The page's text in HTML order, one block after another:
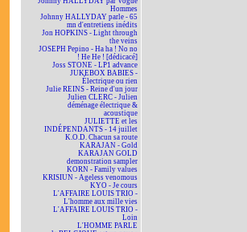
Hommes
Johnny HALLYDAY parle - 65
mn d'entretiens inédits
Jon HOPKINS - Light through
the veins
JOSEPH Pepino - Ha ha ! No no
! He He ! [dédicacé]
Joss STONE - LP1 advance
JUKEBOX BABIES -
Électrique ou rien
Julie REINS - Reine d'un jour
Julien CLERC - Julien
déménage électrique &
acoustique
JULIETTE et les
INDÉPENDANTS - 14 juillet
K.O.D. Chacun sa route
KARAJAN - Gold
KARAJAN GOLD
demonstration sampler
KORN - Family values
KRISIUN - Ageless venomous
KYO - Je cours
L'AFFAIRE LOUIS TRIO -
L'homme aux mille vies
L'AFFAIRE LOUIS TRIO -
Loin
L'HOMME PARLE